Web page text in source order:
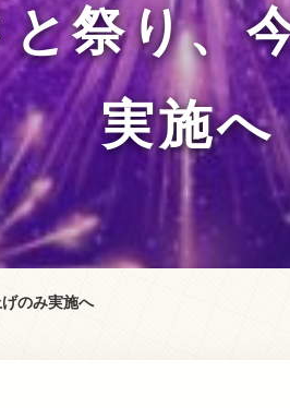
祭り、
実施へ
のみ実施へ